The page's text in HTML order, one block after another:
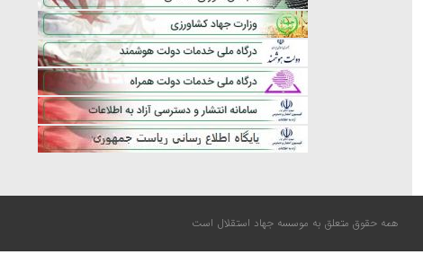
همه حقوق متعلق به موسسه جهاد استقلال است